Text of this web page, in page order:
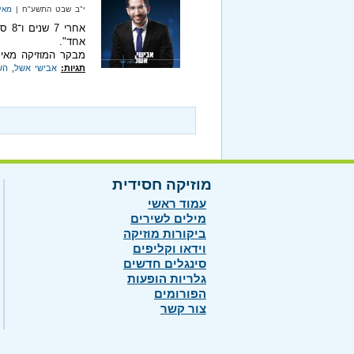
י"ב שבט התשע"ח |
אחד".
מבקר המוזיקה
תגיות: אבישי אשל
מוזיקה חסידית
עמוד ראשי
מילים לשירים
ביקורות מוזיקה
וידאו וקליפים
סינגלים חדשים
גלריות הופעות
הפורומים
צור קשר